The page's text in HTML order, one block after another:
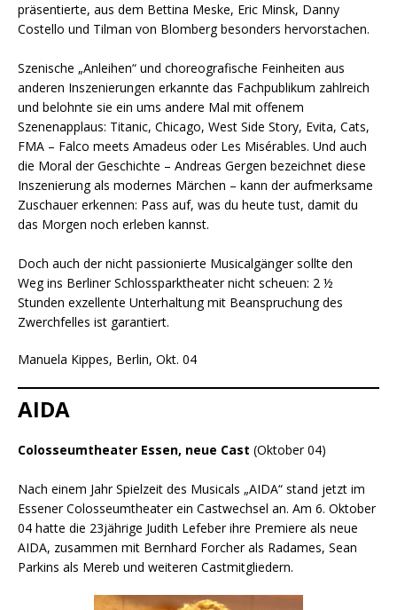
präsentierte, aus dem Bettina Meske, Eric Minsk, Danny
Costello und Tilman von Blomberg besonders hervorstachen.
Szenische „Anleihen“ und choreografische Feinheiten aus
anderen Inszenierungen erkannte das Fachpublikum zahlreich
und belohnte sie ein ums andere Mal mit offenem
Szenenapplaus: Titanic, Chicago, West Side Story, Evita, Cats,
FMA – Falco meets Amadeus oder Les Misérables. Und auch
die Moral der Geschichte – Andreas Gergen bezeichnet diese
Inszenierung als modernes Märchen – kann der aufmerksame
Zuschauer erkennen: Pass auf, was du heute tust, damit du
das Morgen noch erleben kannst.
Doch auch der nicht passionierte Musicalgänger sollte den
Weg ins Berliner Schlossparktheater nicht scheuen: 2 ½
Stunden exzellente Unterhaltung mit Beanspruchung des
Zwerchfelles ist garantiert.
Manuela Kippes, Berlin, Okt. 04
AIDA
Colosseumtheater Essen, neue Cast (Oktober 04)
Nach einem Jahr Spielzeit des Musicals „AIDA“ stand jetzt im
Essener Colosseumtheater ein Castwechsel an. Am 6. Oktober
04 hatte die 23jährige Judith Lefeber ihre Premiere als neue
AIDA, zusammen mit Bernhard Forcher als Radames, Sean
Parkins als Mereb und weiteren Castmitgliedern.